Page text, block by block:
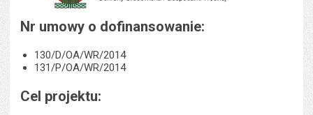
Nr umowy o dofinansowanie:
130/D/OA/WR/2014
131/P/OA/WR/2014
Cel projektu: